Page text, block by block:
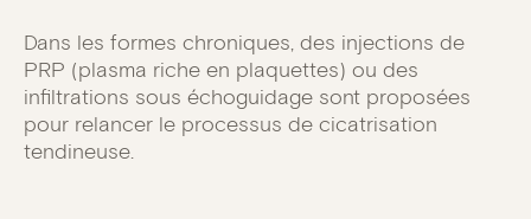
Dans les formes chroniques, des injections de
PRP (plasma riche en plaquettes) ou des
infiltrations sous échoguidage sont proposées
pour relancer le processus de cicatrisation
tendineuse.